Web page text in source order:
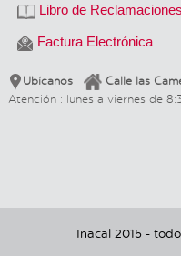
Libro de Reclamaciones
Factura Electrónica
Ubícanos Calle las
Atención : lunes a viernes de
Inacal 2015 -